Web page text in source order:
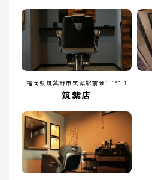
福岡県筑紫野市筑紫駅前通1-150-1
筑紫店